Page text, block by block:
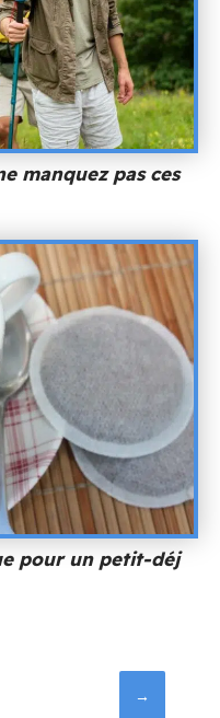
manquez pas ces
pour un petit-déj